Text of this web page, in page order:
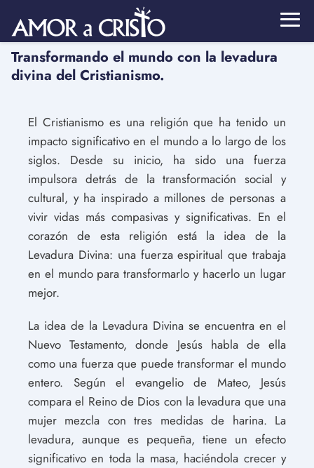
Transformando el mundo con la levadura
divina del Cristianismo.
El Cristianismo es una religión que ha tenido un
impacto significativo en el mundo a lo largo de los
siglos. Desde su inicio, ha sido una fuerza
impulsora detrás de la transformación social y
cultural, y ha inspirado a millones de personas a
vivir vidas más compasivas y significativas. En el
corazón de esta religión está la idea de la
Levadura Divina: una fuerza espiritual que trabaja
en el mundo para transformarlo y hacerlo un lugar
mejor.
La idea de la Levadura Divina se encuentra en el
Nuevo Testamento, donde Jesús habla de ella
como una fuerza que puede transformar el mundo
entero. Según el evangelio de Mateo, Jesús
compara el Reino de Dios con la levadura que una
mujer mezcla con tres medidas de harina. La
levadura, aunque es pequeña, tiene un efecto
significativo en toda la masa, haciéndola crecer y